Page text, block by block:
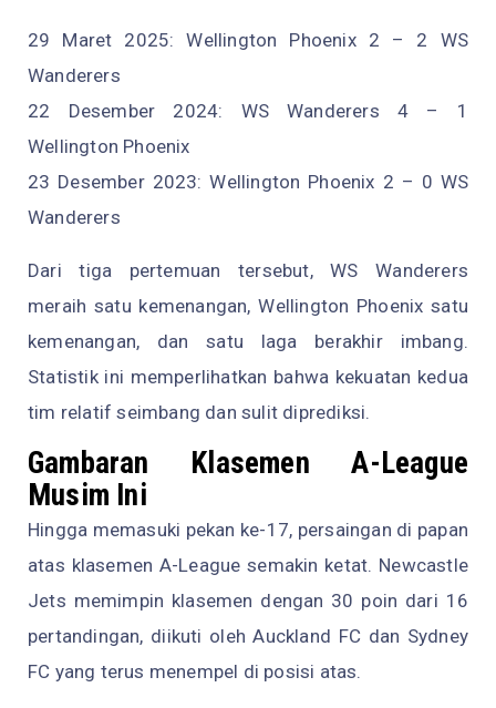
29 Maret 2025: Wellington Phoenix 2 – 2 WS
Wanderers
22 Desember 2024: WS Wanderers 4 – 1
Wellington Phoenix
23 Desember 2023: Wellington Phoenix 2 – 0 WS
Wanderers
Dari tiga pertemuan tersebut, WS Wanderers
meraih satu kemenangan, Wellington Phoenix satu
kemenangan, dan satu laga berakhir imbang.
Statistik ini memperlihatkan bahwa kekuatan kedua
tim relatif seimbang dan sulit diprediksi.
Gambaran Klasemen A-League
Musim Ini
Hingga memasuki pekan ke-17, persaingan di papan
atas klasemen A-League semakin ketat. Newcastle
Jets memimpin klasemen dengan 30 poin dari 16
pertandingan, diikuti oleh Auckland FC dan Sydney
FC yang terus menempel di posisi atas.